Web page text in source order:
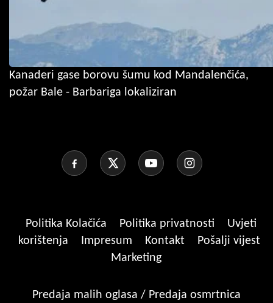
Kanaderi gase borovu šumu kod Mandalenčića,
požar Bale - Barbariga lokaliziran
Politika Kolačića Politika privatnosti
Uvjeti
korištenja
Impresum Kontakt
Pošalji vijest
Marketing
Predaja malih oglasa / Predaja osmrtnica